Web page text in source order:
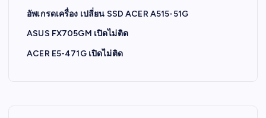
อัพเกรดเครื่อง เปลี่ยน SSD ACER A515-51G
ASUS FX705GM เปิดไม่ติด
ACER E5-471G เปิดไม่ติด